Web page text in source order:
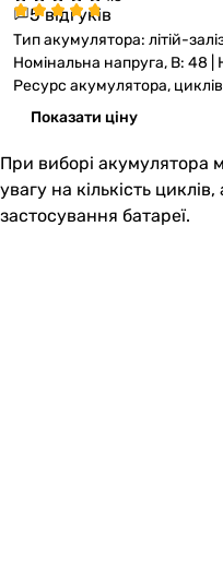
5 відгуків
Тип акумулятора: літій-
Номінальна напруга, В: 48 |
Ресурс акумулятора,
Показати ціну
При виборі акумулятора
увагу на кількість
застосування батареї.